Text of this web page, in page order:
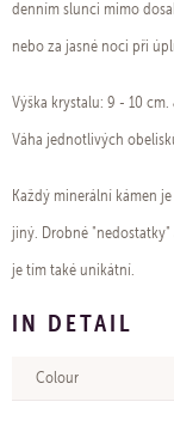
denním slunci mimo
nebo za jasné noci při
Výška krystalu: 9 - 10
Váha jednotlivých
Každý minerální kámen
jiný. Drobné
je tím také unikátní.
IN DETAIL
Colour